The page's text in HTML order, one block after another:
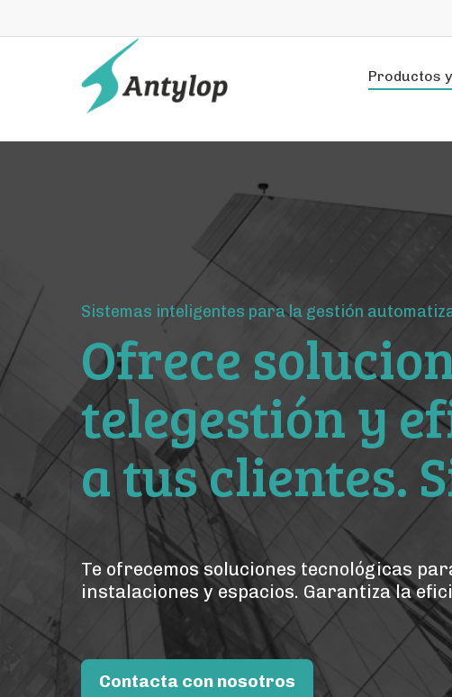
Productos
Sistemas inteligentes para la gestión
Ofrece
telegestión y
a tus clientes.
Te ofrecemos soluciones tecnológicas
instalaciones y espacios. Garantiza la
Contacta con nosotros